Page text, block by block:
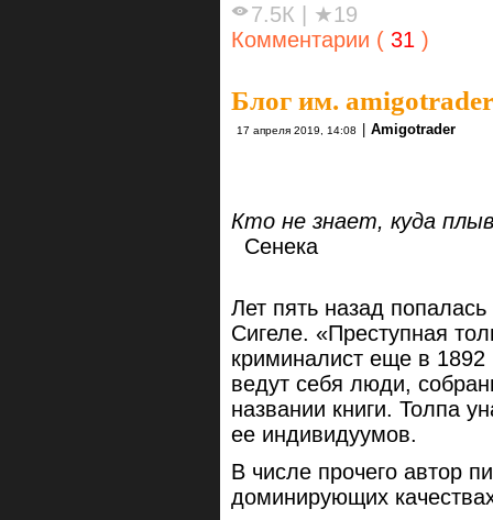
7.5К | ★19
Комментарии ( 31 )
Блог им. amigotrader
17 апреля 2019, 14:08 | Amigotrader
Кто не знает, куда
Сенека
Лет пять назад
Сигеле. «Преступная
криминалист еще в
ведут себя люди,
названии книги. Толпа
ее индивидуумов.
В числе прочего автор
доминирующих